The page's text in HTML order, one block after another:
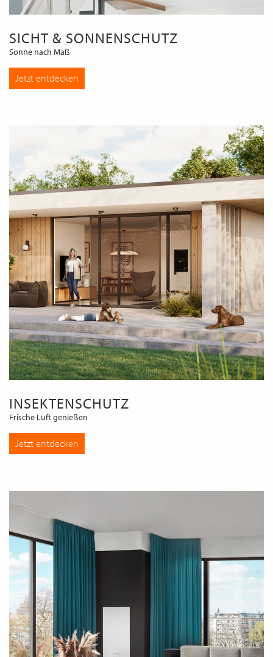
SICHT & SONNENSCHUTZ
Sonne nach Maß
Jetzt entdecken
INSEKTENSCHUTZ
Frische Luft genießen
Jetzt entdecken